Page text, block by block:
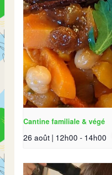
Cantine familiale & végé
26 août | 12h00 - 14h00